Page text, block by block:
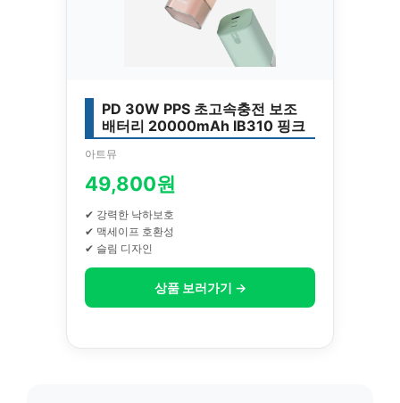
PD 30W PPS 초고속충전 보조
배터리 20000mAh IB310 핑크
아트뮤
49,800원
✔ 강력한 낙하보호
✔ 맥세이프 호환성
✔ 슬림 디자인
상품 보러가기 →